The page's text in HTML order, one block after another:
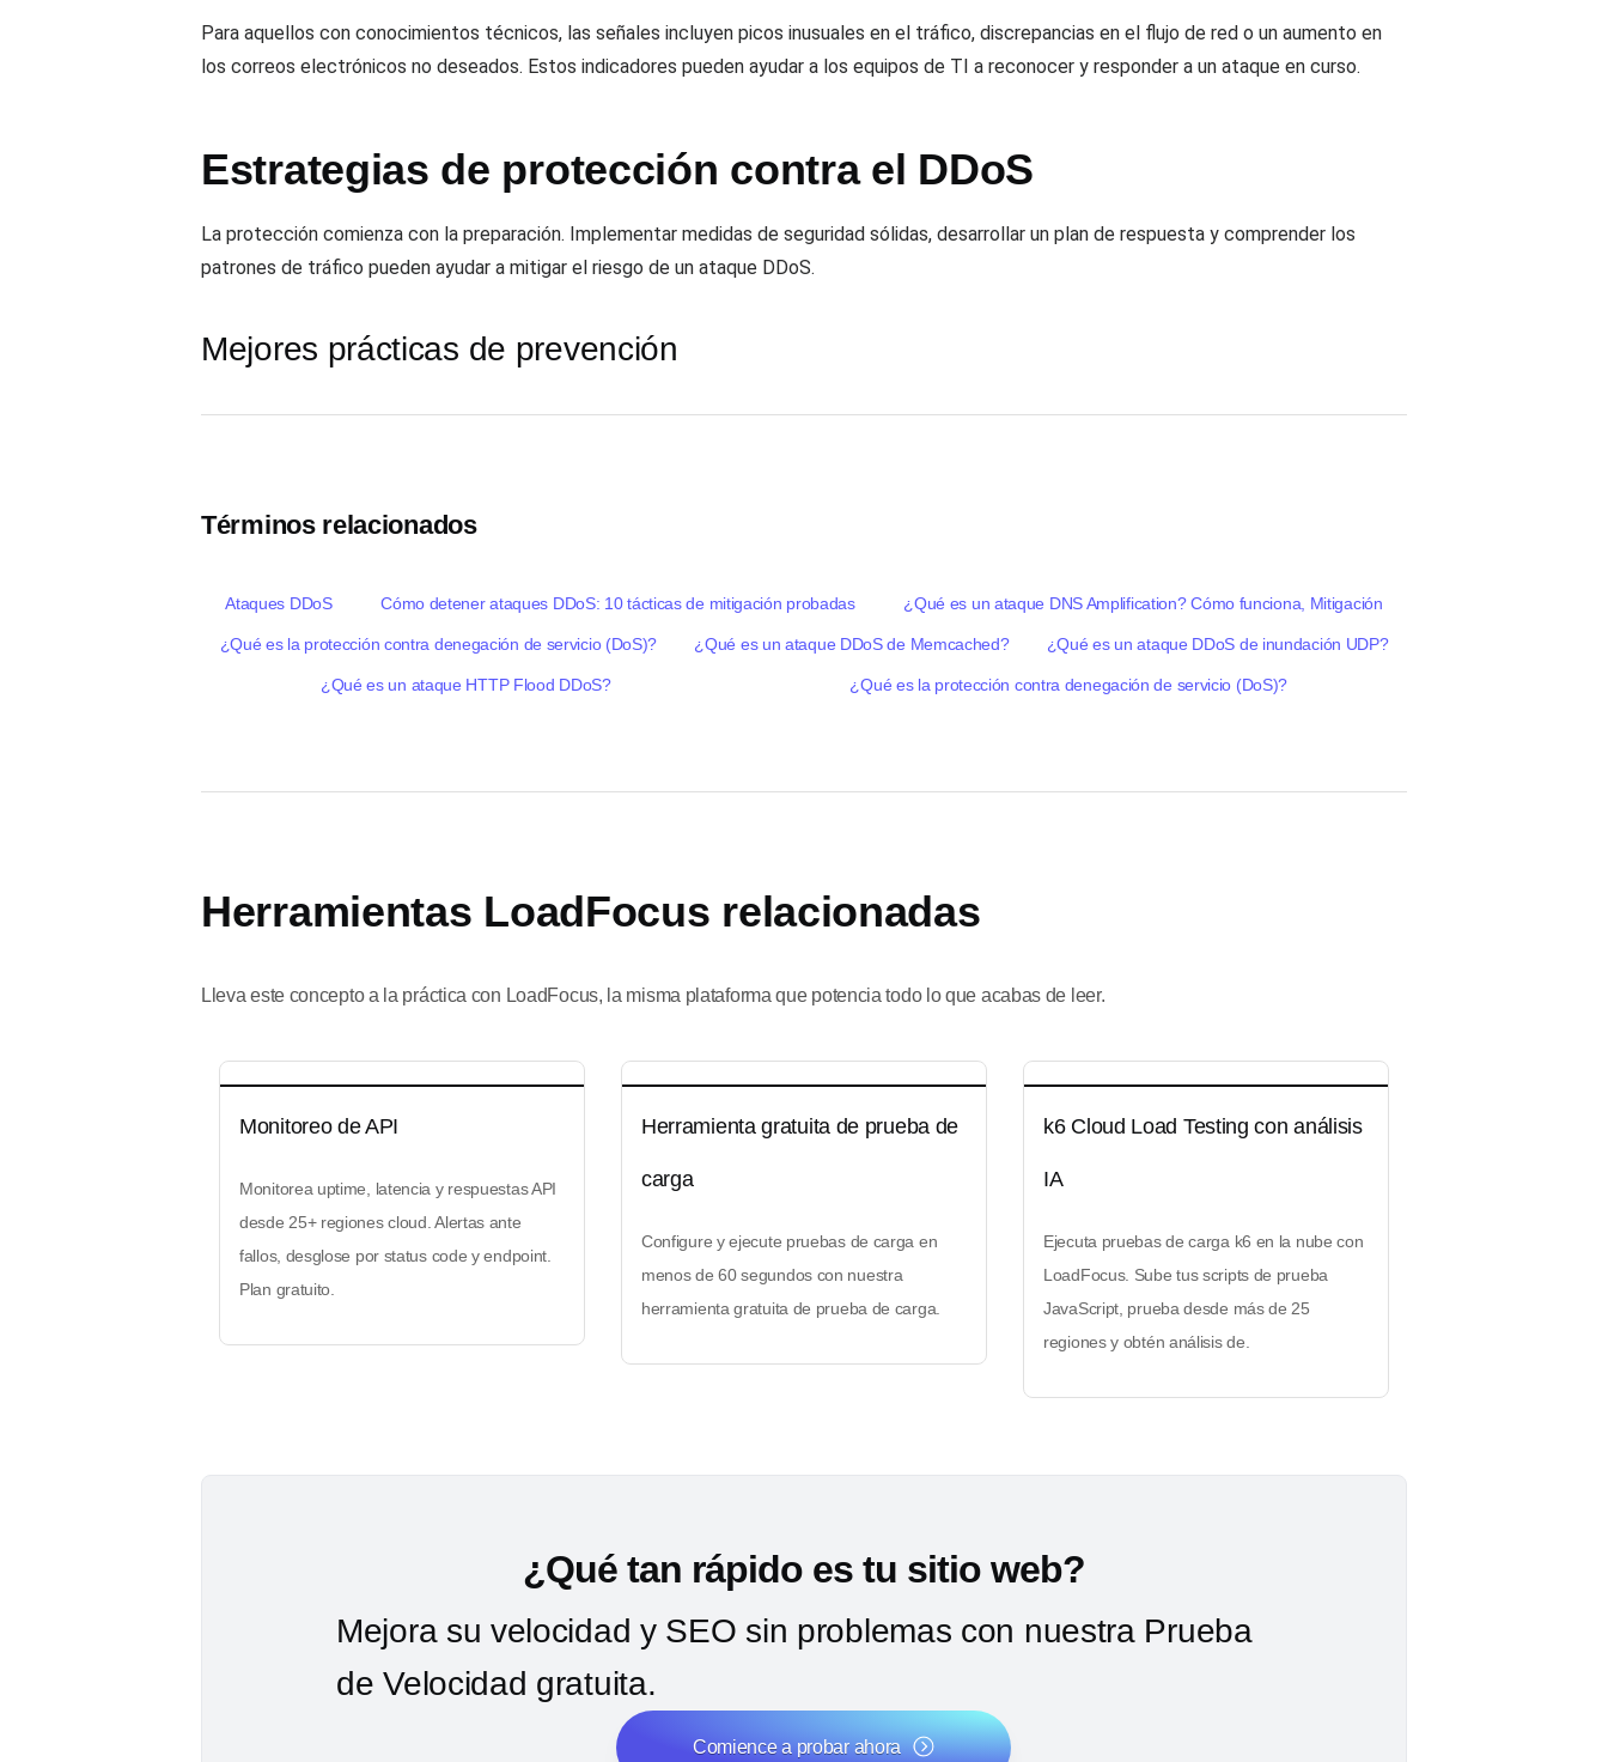
Para aquellos con conocimientos técnicos, las señales incluyen picos inusuales en el tráfico, discrepancias en el flujo de red o un aumento en
los correos electrónicos no deseados. Estos indicadores pueden ayudar a los equipos de TI a reconocer y responder a un ataque en curso.
Estrategias de protección contra el DDoS
La protección comienza con la preparación. Implementar medidas de seguridad sólidas, desarrollar un plan de respuesta y comprender los
patrones de tráfico pueden ayudar a mitigar el riesgo de un ataque DDoS.
Mejores prácticas de prevención
Términos relacionados
Ataques DDoS Cómo detener ataques DDoS: 10 tácticas de mitigación probadas ¿Qué es un ataque DNS Amplification? Cómo funciona, Mitigación
¿Qué es la protección contra denegación de servicio (DoS)? ¿Qué es un ataque DDoS de Memcached? ¿Qué es un ataque DDoS de inundación UDP?
¿Qué es un ataque HTTP Flood DDoS? ¿Qué es la protección contra denegación de servicio (DoS)?
Herramientas LoadFocus relacionadas
Lleva este concepto a la práctica con LoadFocus, la misma plataforma que potencia todo lo que acabas de leer.
Monitoreo de API
Monitorea uptime, latencia y respuestas API
desde 25+ regiones cloud. Alertas ante
fallos, desglose por status code y endpoint.
Plan gratuito.
Herramienta gratuita de prueba de
carga
Configure y ejecute pruebas de carga en
menos de 60 segundos con nuestra
herramienta gratuita de prueba de carga.
k6 Cloud Load Testing con análisis
IA
Ejecuta pruebas de carga k6 en la nube con
LoadFocus. Sube tus scripts de prueba
JavaScript, prueba desde más de 25
regiones y obtén análisis de.
¿Qué tan rápido es tu sitio web?
Mejora su velocidad y SEO sin problemas con nuestra Prueba
de Velocidad gratuita.
Comience a probar ahora